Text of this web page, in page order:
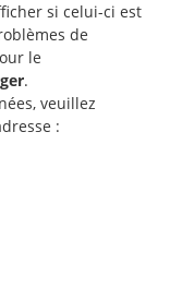
si celui-ci est
de
le
.
veuillez
: